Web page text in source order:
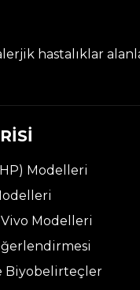
hastalıklar
Modelleri
Modelleri
Biyobelirteçler